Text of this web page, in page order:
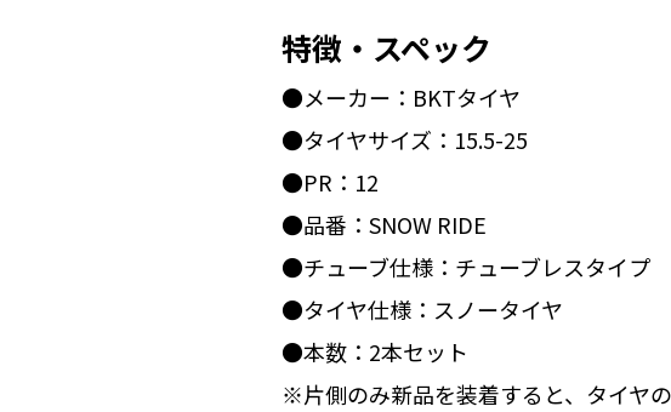
特徴・スペック
●メーカー：BKTタイヤ
●タイヤサイズ：15.5-25
●PR：12
●品番：SNOW RIDE
●チューブ仕様：チューブレスタイプ
●タイヤ仕様：スノータイヤ
●本数：2本セット
※片側のみ新品を装着すると、タイヤ